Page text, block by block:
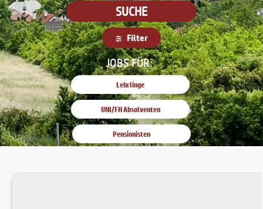
SUCHE
Filter
JOBS FÜR:
Lehrlinge
UNI/FH Absolventen
Pensionisten